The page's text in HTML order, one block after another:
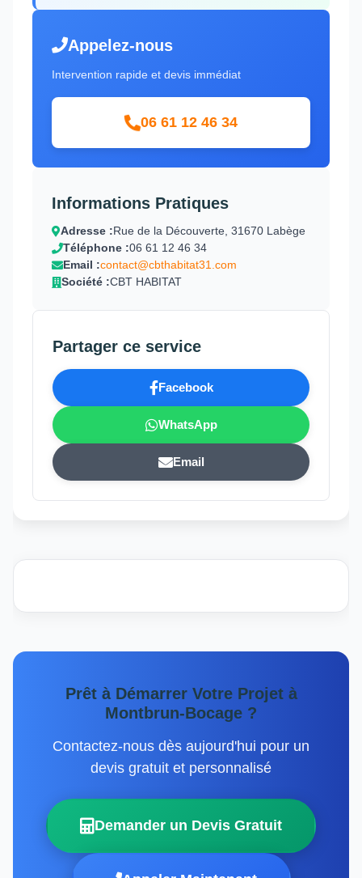
Appelez-nous
Intervention rapide et devis immédiat
06 61 12 46 34
Informations Pratiques
Adresse :Rue de la Découverte, 31670 Labège
Téléphone :06 61 12 46 34
Email :contact@cbthabitat31.com
Société :CBT HABITAT
Partager ce service
Facebook
WhatsApp
Email
Prêt à Démarrer Votre Projet à
Montbrun-Bocage ?
Contactez-nous dès aujourd'hui pour un
devis gratuit et personnalisé
Demander un Devis Gratuit